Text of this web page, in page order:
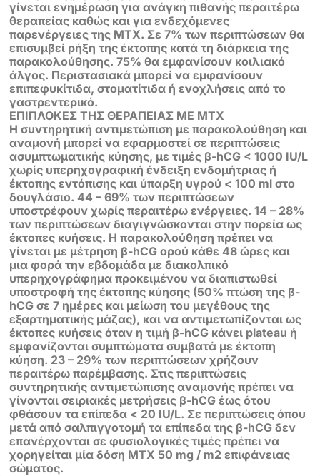
γίνεται ενημέρωση για ανάγκη πιθανής περαιτέρω
θεραπείας καθώς και για ενδεχόμενες
παρενέργειες της ΜΤΧ. Σε 7% των περιπτώσεων θα
επισυμβεί ρήξη της έκτοπης κατά τη διάρκεια της
παρακολούθησης. 75% θα εμφανίσουν κοιλιακό
άλγος. Περιστασιακά μπορεί να εμφανίσουν
επιπεφυκίτιδα, στοματίτιδα ή ενοχλήσεις από το
γαστρεντερικό.
ΕΠΙΠΛΟΚΕΣ ΤΗΣ ΘΕΡΑΠΕΙΑΣ ΜΕ ΜΤΧ
Η συντηρητική αντιμετώπιση με παρακολούθηση και
αναμονή μπορεί να εφαρμοστεί σε περιπτώσεις
ασυμπτωματικής κύησης, με τιμές β-hCG < 1000 IU/L
χωρίς υπερηχογραφική ένδειξη ενδομήτριας ή
έκτοπης εντόπισης και ύπαρξη υγρού < 100 ml στο
δουγλάσιο. 44 – 69% των περιπτώσεων
υποστρέφουν χωρίς περαιτέρω ενέργειες. 14 – 28%
των περιπτώσεων διαγιγνώσκονται στην πορεία ως
έκτοπες κυήσεις. Η παρακολούθηση πρέπει να
γίνεται με μέτρηση β-hCG ορού κάθε 48 ώρες και
μια φορά την εβδομάδα με διακολπικό
υπερηχογράφημα προκειμένου να διαπιστωθεί
υποστροφή της έκτοπης κύησης (50% πτώση της β-
hCG σε 7 ημέρες και μείωση του μεγέθους της
εξαρτηματικής μάζας), και να αντιμετωπίζονται ως
έκτοπες κυήσεις όταν η τιμή β-hCG κάνει plateau ή
εμφανίζονται συμπτώματα συμβατά με έκτοπη
κύηση. 23 – 29% των περιπτώσεων χρήζουν
περαιτέρω παρέμβασης. Στις περιπτώσεις
συντηρητικής αντιμετώπισης αναμονής πρέπει να
γίνονται σειριακές μετρήσεις β-hCG έως ότου
φθάσουν τα επίπεδα < 20 IU/L. Σε περιπτώσεις όπου
μετά από σαλπιγγοτομή τα επίπεδα της β-hCG δεν
επανέρχονται σε φυσιολογικές τιμές πρέπει να
χορηγείται μία δόση ΜΤΧ 50 mg / m2 επιφάνειας
σώματος.